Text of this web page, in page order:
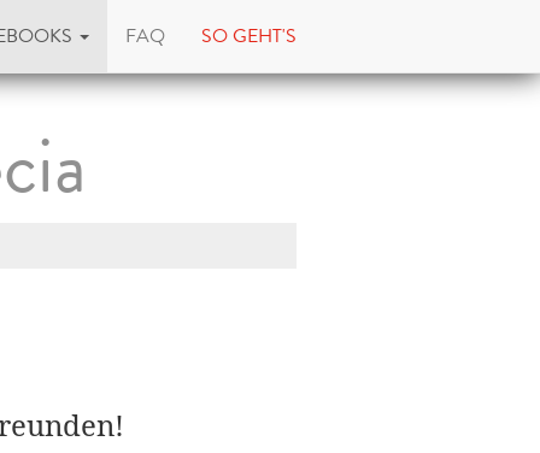
FAQ SO GEHT'S